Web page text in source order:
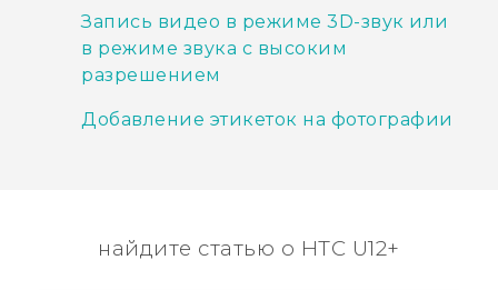
Запись видео в режиме 3D-звук или
в режиме звука с высоким
разрешением
Добавление этикеток на фотографии
найдите статью о HTC U12+